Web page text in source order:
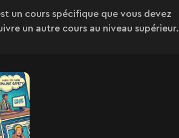
un cours spécifique que vous devez
un autre cours au niveau supérieur.